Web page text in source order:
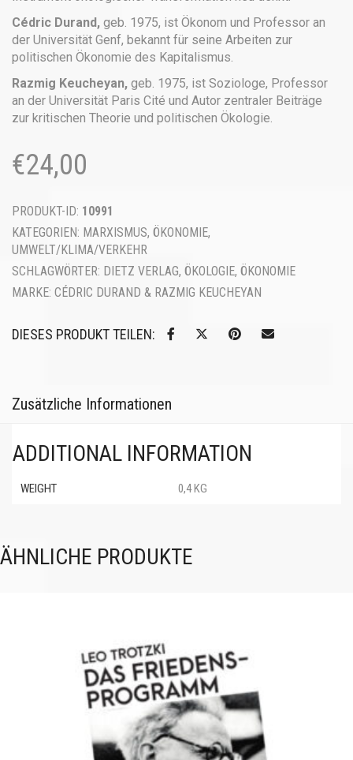
Cédric Durand, geb. 1975, ist Ökonom und Professor an
der Universität Genf, bekannt für seine Arbeiten zur
politischen Ökonomie des Kapitalismus.
Razmig Keucheyan, geb. 1975, ist Soziologe, Professor
an der Universität Paris Cité und Autor zentraler Beiträge
zur kritischen Theorie und politischen Ökologie.
€24,00
PRODUKT-ID: 10991
KATEGORIEN: MARXISMUS, ÖKONOMIE,
UMWELT/KLIMA/VERKEHR
SCHLAGWÖRTER: DIETZ VERLAG, ÖKOLOGIE, ÖKONOMIE
MARKE: CÉDRIC DURAND & RAZMIG KEUCHEYAN
DIESES PRODUKT TEILEN:
Zusätzliche Informationen
ADDITIONAL INFORMATION
WEIGHT 0,4 KG
ÄHNLICHE PRODUKTE